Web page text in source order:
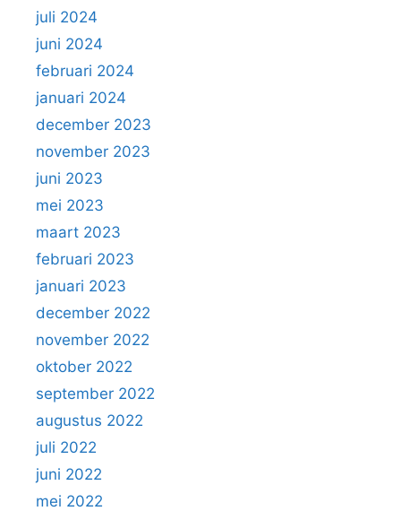
juli 2024
juni 2024
februari 2024
januari 2024
december 2023
november 2023
juni 2023
mei 2023
maart 2023
februari 2023
januari 2023
december 2022
november 2022
oktober 2022
september 2022
augustus 2022
juli 2022
juni 2022
mei 2022